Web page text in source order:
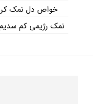
خواص دل نمک
نمک رژیمی کم